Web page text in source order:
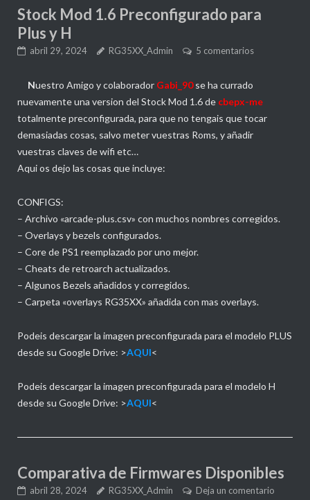
Stock Mod 1.6 Preconfigurado para
Plus y H
abril 29, 2024 RG35XX_Admin 5 comentarios
Nuestro Amigo y colaborador Gabi_90se ha currado
nuevamente una version del Stock Mod 1.6 de cbepx-me
totalmente preconfigurada, para que no tengais que tocar
demasiadas cosas, salvo meter vuestras Roms, y añadir
vuestras claves de wifi etc…
Aqui os dejo las cosas que incluye:
CONFIGS:
– Archivo «arcade-plus.csv» con muchos nombres corregidos.
– Overlays y bezels configurados.
– Core de PS1 reemplazado por uno mejor.
– Cheats de retroarch actualizados.
– Algunos Bezels añadidos y corregidos.
– Carpeta «overlays RG35XX» añadida con mas overlays.
Podeis descargar la imagen preconfigurada para el modelo PLUS
desde su Google Drive: >AQUI<
Podeis descargar la imagen preconfigurada para el modelo H
desde su Google Drive: >AQUI<
Comparativa de Firmwares Disponibles
abril 28, 2024 RG35XX_Admin Deja un comentario